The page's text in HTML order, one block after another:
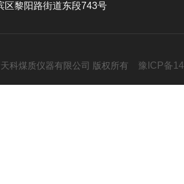
区黎阳路街道东段743号
科煤质仪器有限公司 版权所有 豫ICP备